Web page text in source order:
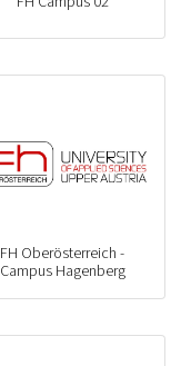
FH Oberösterreich -
Campus Hagenberg